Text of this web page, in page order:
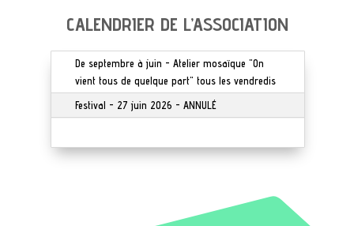
CALENDRIER DE L’ASSOCIATION
De septembre à juin - Atelier mosaïque "On
vient tous de quelque part" tous les vendredis
Festival - 27 juin 2026 - ANNULÉ